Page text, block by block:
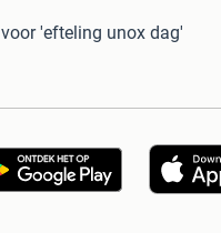
voor 'efteling unox dag'